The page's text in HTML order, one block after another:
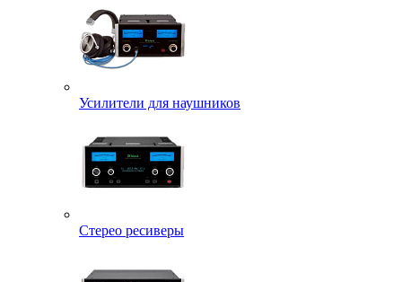
Усилители для наушников
Стерео ресиверы